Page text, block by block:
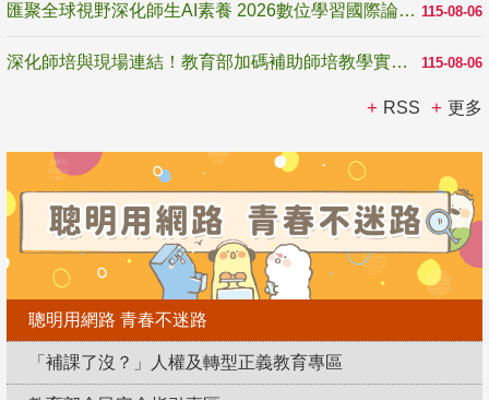
115-08-06
匯聚全球視野深化師生AI素養 2026數位學習國際論壇高雄登場
115-08-06
深化師培與現場連結！教育部加碼補助師培教學實踐研究 10月師培國際研討會交流教學實踐經驗
RSS 更多
聰明用網路 青春不迷路
「補課了沒？」人權及轉型正義教育專區